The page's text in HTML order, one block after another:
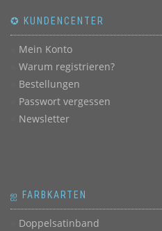
✪ KUNDENCENTER
Mein Konto
Warum registrieren?
Bestellungen
Passwort vergessen
Newsletter
ஐ FARBKARTEN
Doppelsatinband